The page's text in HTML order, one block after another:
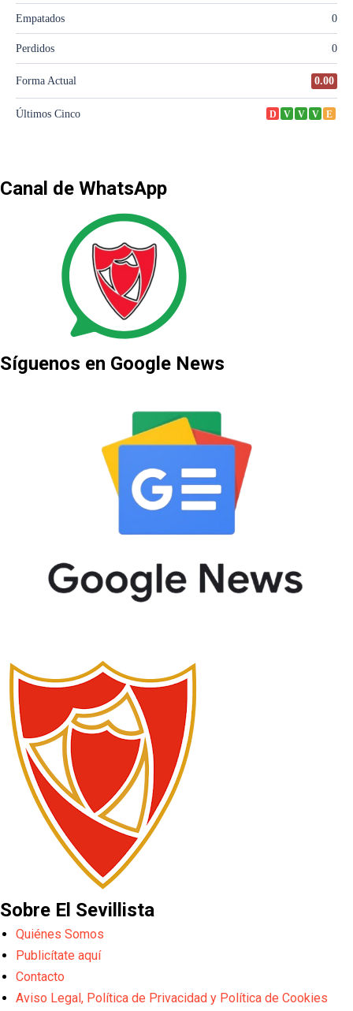
Canal de WhatsApp
Síguenos en Google News
Sobre El Sevillista
Quiénes Somos
Publicítate aquí
Contacto
Aviso Legal, Política de Privacidad y Política de Cookies